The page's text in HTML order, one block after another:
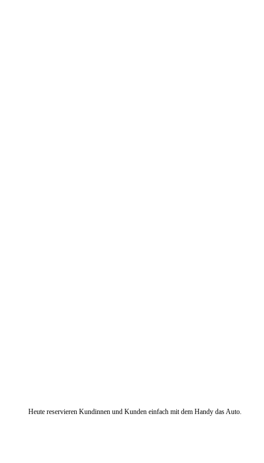
Heute reservieren Kundinnen und Kunden einfach mit dem Handy das Auto.